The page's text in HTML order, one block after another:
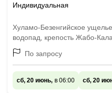
Индивидуальная
Хуламо-Безенгийское
водопад, крепость Жабо-Кала
По запросу
сб, 20 июнь, в 06:00 сб, 20